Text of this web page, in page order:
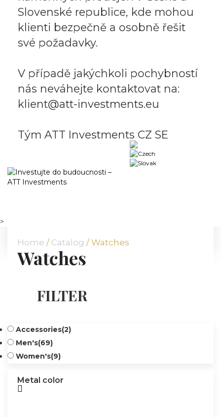
Slovenské republice, kde mohou
klienti bezpečně a osobně řešit
své požadavky.
V případě jakýchkoli pochybností
nás neváhejte kontaktovat na:
klient@att-investments.eu
Tým ATT Investments CZ SE
>
Home / Catalog / Watches
Watches
FILTER
Accessories(2)
Men's(69)
Women's(9)
Metal color